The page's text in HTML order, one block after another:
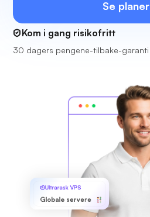
Se planer
Kom i gang risikofritt
30 dagers pengene-tilbake-garanti
Ultrarask VPS
Globale servere